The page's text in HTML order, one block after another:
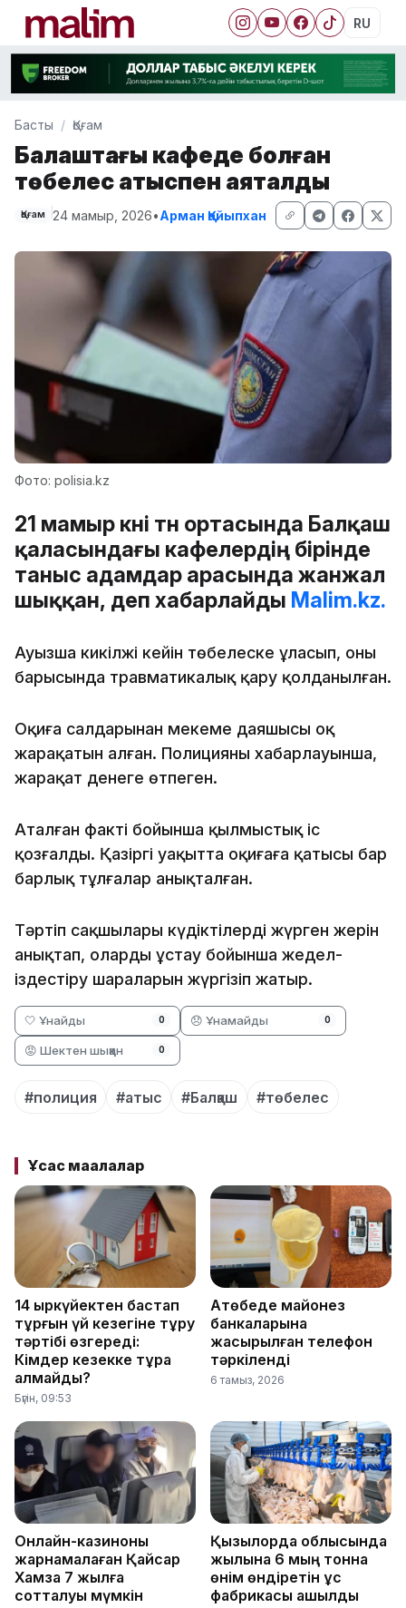
RU
Басты Қоғам
Балқаштағы кафеде болған
төбелес атыспен аяқталды
Қоғам 24 мамыр, 2026•Арман Қайыпхан
Фото: polisia.kz
21 мамыр күні түн ортасында Балқаш
қаласындағы кафелердің бірінде
таныс адамдар арасында жанжал
шыққан, деп хабарлайды Malim.kz.
Ауызша кикілжің кейін төбелеске ұласып, оның
барысында травматикалық қару қолданылған.
Оқиға салдарынан мекеме даяшысы оқ
жарақатын алған. Полицияның хабарлауынша,
жарақат денеге өтпеген.
Аталған факті бойынша қылмыстық іс
қозғалды. Қазіргі уақытта оқиғаға қатысы бар
барлық тұлғалар анықталған.
Тәртіп сақшылары күдіктілердің жүрген жерін
анықтап, оларды ұстау бойынша жедел-
іздестіру шараларын жүргізіп жатыр.
🤍 Ұнайды 0 😞 Ұнамайды 0
😡 Шектен шыққан 0
#полиция #атыс #Балқаш #төбелес
Ұқсас мақалалар
14 қыркүйектен бастап
тұрғын үй кезегіне тұру
тәртібі өзгереді:
Кімдер кезекке тұра
алмайды?
Бүгін, 09:53
Ақтөбеде майонез
банкаларына
жасырылған телефон
тәркіленді
6 тамыз, 2026
Онлайн-казиноны
жарнамалаған Қайсар
Хамза 7 жылға
сотталуы мүмкін
Қызылорда облысында
жылына 6 мың тонна
өнім өндіретін құс
фабрикасы ашылды